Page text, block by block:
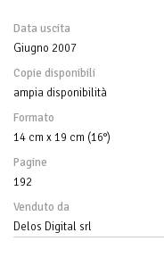
Data uscita
Giugno 2007
Copie disponibili
ampia disponibilità
Formato
14 cm x 19 cm (16°)
Pagine
192
Venduto da
Delos Digital srl